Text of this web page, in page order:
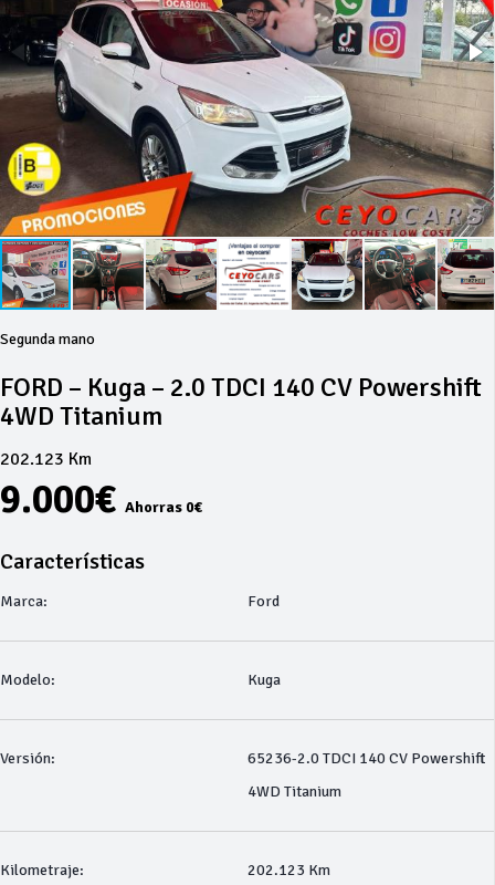
Segunda mano
FORD – Kuga – 2.0 TDCI 140 CV Powershift
4WD Titanium
202.123 Km
9.000€ Ahorras 0€
Características
Marca: Ford
Modelo: Kuga
Versión:
65236-2.0 TDCI 140 CV Powershift
4WD Titanium
Kilometraje: 202.123 Km